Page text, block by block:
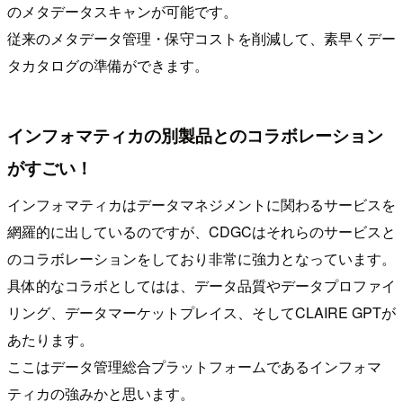
のメタデータスキャンが可能です。
従来のメタデータ管理・保守コストを削減して、素早くデー
タカタログの準備ができます。
インフォマティカの別製品とのコラボレーション
がすごい！
インフォマティカはデータマネジメントに関わるサービスを
網羅的に出しているのですが、CDGCはそれらのサービスと
のコラボレーションをしており非常に強力となっています。
具体的なコラボとしてはは、データ品質やデータプロファイ
リング、データマーケットプレイス、そしてCLAIRE GPTが
あたります。
ここはデータ管理総合プラットフォームであるインフォマ
ティカの強みかと思います。